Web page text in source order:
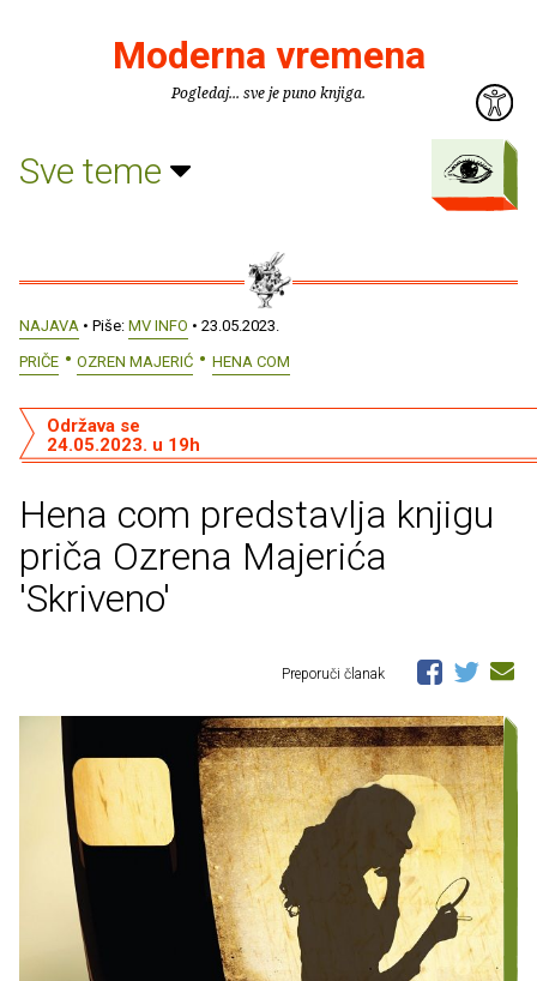
Moderna vremena
Pogledaj... sve je puno knjiga.
Sve teme
NAJAVA • Piše: MV INFO • 23.05.2023.
PRIČE
OZREN MAJERIĆ HENA COM
Hena com predstavlja knjigu
priča Ozrena Majerića
'Skriveno'
Održava se
24.05.2023. u 19h
Preporuči članak